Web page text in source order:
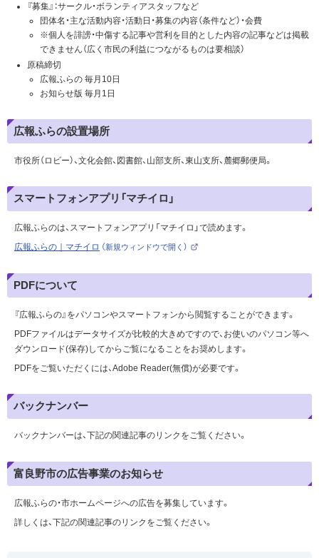
『募集』：サークル・ボランティアスタッフなど
団体名・主な活動内容・活動日・募集の内容（条件など）・会費
※個人を誹謗・中傷する記事や営利を目的とした内容の記事などは掲載
できません（広く市民の利益につながるものは要相談）
原稿締切
広報ふらの 毎月10日
お知らせ版 毎月1日
広報ふらの設置場所
市役所（ロビー）、文化会館、図書館、山部支所、東山支所、麓郷郵便局。
スマートフォンアプリ「マチイロ」
広報ふらのは、スマートフォンアプリ「マチイロ」で読めます。
広報ふらの｜マチイロ （新規ウィンドウで開く）
部
ト
PDFについて
『広報ふらの』をパソコンやスマートフォンから閲覧することができます。
PDFファイルはデータサイズが比較的大きめですので、お使いのパソコン等へ
ダウンロード(保存)してからご覧になることをお奨めします。
PDFをご覧いただくには、Adobe Reader(無償)が必要です。
バックナンバー
バックナンバーは、下記の関連記事のリンクをご覧ください。
富良野市の広告事業のお知らせ
広報ふらの・市ホームページへの広告を募集しています。
詳しくは、下記の関連記事のリンクをご覧ください。